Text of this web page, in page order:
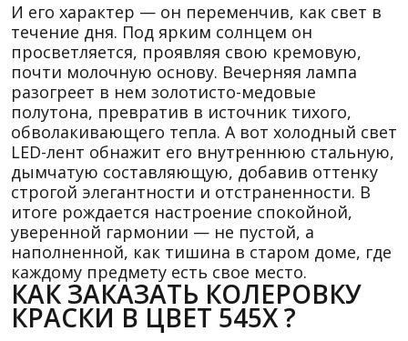
И его характер — он переменчив, как свет в
течение дня. Под ярким солнцем он
просветляется, проявляя свою кремовую,
почти молочную основу. Вечерняя лампа
разогреет в нем золотисто-медовые
полутона, превратив в источник тихого,
обволакивающего тепла. А вот холодный свет
LED-лент обнажит его внутреннюю стальную,
дымчатую составляющую, добавив оттенку
строгой элегантности и отстраненности. В
итоге рождается настроение спокойной,
уверенной гармонии — не пустой, а
наполненной, как тишина в старом доме, где
каждому предмету есть свое место.
КАК ЗАКАЗАТЬ КОЛЕРОВКУ
КРАСКИ В ЦВЕТ 545X ?